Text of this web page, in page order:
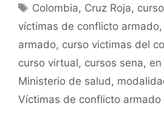
b
o
o
k
A
p
p
ar
tir
Etiquetas
Colombia, Cruz Roja,
víctimas de conflicto armado,
armado, curso victimas del
curso virtual, cursos sena, en
Ministerio de salud ,
Víctimas de conflicto armado